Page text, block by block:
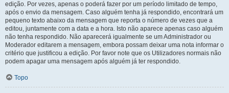
edição. Por vezes, apenas o poderá fazer por um período limitado de tempo,
após o envio da mensagem. Caso alguém tenha já respondido, encontrará um
pequeno texto abaixo da mensagem que reporta o número de vezes que a
editou, juntamente com a data e a hora. Isto não aparece apenas caso alguém
não tenha respondido. Não aparecerá igualmente se um Administrador ou
Moderador editarem a mensagem, embora possam deixar uma nota informar o
critério que justificou a edição. Por favor note que os Utilizadores normais não
podem apagar uma mensagem após alguém já ter respondido.
Topo